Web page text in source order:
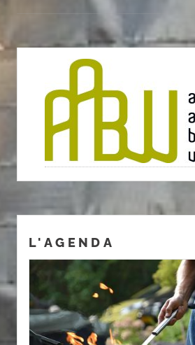
L'AGENDA